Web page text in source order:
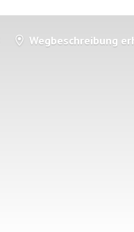
Wegbeschreibung